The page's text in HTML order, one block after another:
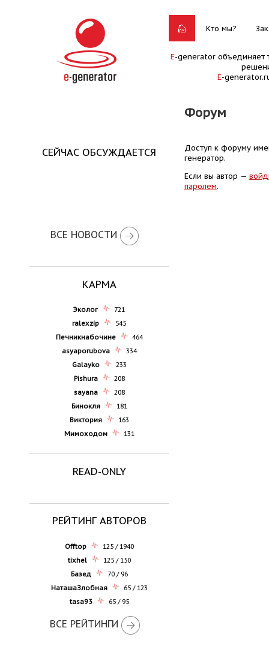
Кто мы?
E-generator объединяет
E-
Форум
СЕЙЧАС ОБСУЖДАЕТСЯ
ВСЕ НОВОСТИ
КАРМА
Эколог
721
ralexzip
545
Печникнабочине
464
asyaporubova
334
Galayko
233
Pishura
208
sayana
208
Бинокля
181
Виктория
163
Мимоходом
131
READ-ONLY
РЕЙТИНГ АВТОРОВ
Offtop
125 / 1940
tixhel
125 / 150
Базед
70 / 96
НаташаЗлобная
65 / 123
tasa93
65 / 95
ВСЕ РЕЙТИНГИ
Доступ к форуму
генератор.
Если вы автор —
паролем.